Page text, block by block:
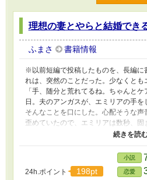
理想の妻とやらと結婚でき
ふまさ 書籍情報
※以前短編で投稿したものを、長編
れは、突然のことだった。少なくとも
「手、随分と荒れてるね。ちゃんと
日。夫のアンガスが、エミリアの手を
そんなことを口にした。心配そうな
歪めていたので、エミリアは数秒、固
と……そう、ね。家事は水仕事も多い
うから。気をつけないといけないわね
訳？ 女としての自覚、少し足りな
は目を見張った。こんな嫌味なことを
れたのははじめてだったから。 どう
24h.ポイント 198pt
小説
恋愛